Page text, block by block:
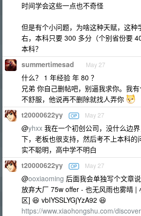
时间学会这些一点也不奇怪
但是有个小问题，为啥这种天赋，这种
右，本科只要 300 多分（个别省份要
本科？
summertimesad May 27
什么？ 1 年经验 年 80 ？
兄弟 你自己删帖吧，别逼我求你。我
不舒服，他说再不删除就找人弄你
t20000622yy OP May 27
@yhxx 我在一个初创公司，没什么边
下，老板也很支持，然后考不上本科的
实不聪明，高中学不明白
t20000622yy OP May 27
@ooxiaoming 后面我会单独写个文章
放弃大厂 75w offer - 也无风雨也雾晴 |
区] 😆 vbIYSSLYGjYzA92 😆
https://www.xiaohongshu.com/